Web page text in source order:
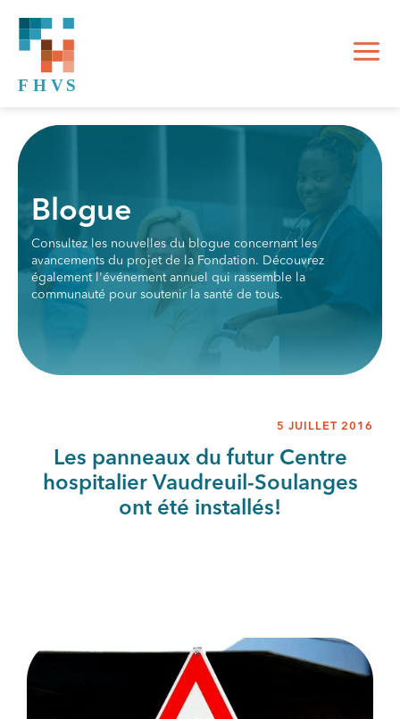
Blogue
Consultez les nouvelles du blogue concernant les
avancements du projet de la Fondation. Découvrez
également l'événement annuel qui rassemble la
communauté pour soutenir la santé de tous.
5 JUILLET 2016
Les panneaux du futur Centre
hospitalier Vaudreuil-Soulanges
ont été installés!